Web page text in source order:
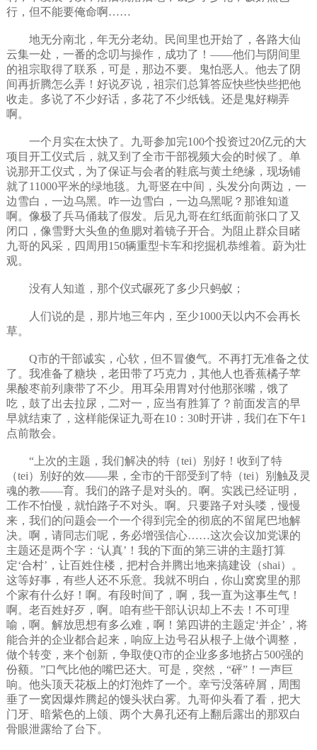
行，但不能要俺命啊……
地无分南北，年无分老幼。民间里也开始了，各路大仙
云集一处，一番的念叨与操作，成功了！——他们与阴间里
的祖宗取得了联系，可是，那边不要。鬼怕恶人。他去了阴
间再折腾怎么弄！好说歹说，祖宗们总算答应快些快些把他
收走。多说了不少好话，多花了不少纸钱。还是鬼好糊弄
啊。
一个月实在太快了。九哥参加完100个投资过20亿元的大
项目开工仪式后，就又到了全市干部视频大会的时候了。单
说那开工仪式，为了保证与会者的鞋底与黄土绝缘，现场铺
就了11000平米的绿地毯。九哥竖在中间，头发分向两边，一
边雪白，一边乌黑。咋一边雪白，一边乌黑呢？那谁知道
啊。像极了兵马俑栽了假发。后见九哥在红纸面前张口了又
闭口，像雪野大头鱼的鱼腮对着镜子开合。为阻止群众目睹
九哥的风采，四周用150辆重型卡车和挖掘机恭维着。蔚为壮
观。
没有人知道，那个仪式碾死了多少只蚂蚁；
人们说的是，那片地三年内，至少1000天以内不会再长
草。
Q市的干部诚实，心软，但不冒傻气。不再打无准备之仗
了。我准备了糖块，老田带了巧克力，其他人也香蕉橘子苹
果酸枣前列康带了不少。用耳朵用胃对付他那张嘴，饿了
吃，鼓了出去拉尿，二对一，应当有胜算了？前面发言的早
早就结束了，这样能保证九哥在10：30时开讲，我们在下午1
点前散会。
“上次的主题，我们解决的特（tei）别好！收到了特
（tei）别好的效——果，全市的干部受到了特（tei）别触及灵
魂的教——育。我们的路子是对头的。啊。实践已经证明，
工作不怕慢，就怕路子不对头。啊。只要路子对头喽，慢慢
来，我们的问题会一个一个得到完全的彻底的不留尾巴地解
决。啊，请同志们呢，务必增强信心……这次会议加党课的
主题还是两个字：‘认真’！我的下面的第三讲的主题打算
定‘合村’，让百姓住楼，把村合并腾出地来搞建设（shai）。
这等好事，有些人还不乐意。我就不明白，你山窝窝里的那
个家有什么好！啊。有段时间了，啊，我一直为这事生气！
啊。老百姓好歹，啊。咱有些干部认识却上不去！不可理
喻，啊。解放思想有多么难，啊！第四讲的主题定‘并企’，将
能合并的企业都合起来，响应上边号召从根子上做个调整，
做个转变，来个创新，争取使Q市的企业多多地挤占500强的
份额。”口气比他的嘴巴还大。可是，突然，“砰”！一声巨
响。他头顶天花板上的灯泡炸了一个。幸亏没落碎屑，周围
垂了一窝因爆炸腾起的馒头状白雾。九哥仰头看了看，把大
门牙、暗紫色的上颌、两个大鼻孔还有上翻后露出的那双白
骨眼泄露给了台下。